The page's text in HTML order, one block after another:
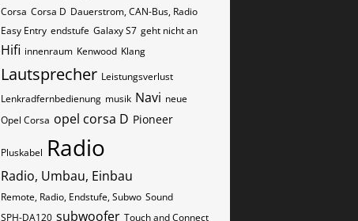
Corsa Corsa D Dauerstrom, CAN-Bus, Radio
Easy Entry endstufe Galaxy S7 geht nicht an
Hifi innenraum Kenwood Klang
Lautsprecher Leistungsverlust
Lenkradfernbedienung musik Navi neue
Opel Corsa opel corsa D Pioneer
Pluskabel Radio
Radio, Umbau, Einbau
Remote, Radio, Endstufe, Subwo Sound
SPH-DA120 subwoofer Touch and Connect